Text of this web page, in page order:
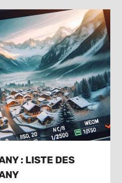
: LISTE DES